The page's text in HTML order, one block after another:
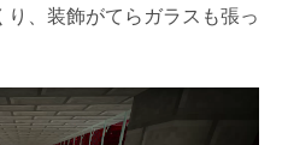
、装飾がてらガラスも張っ